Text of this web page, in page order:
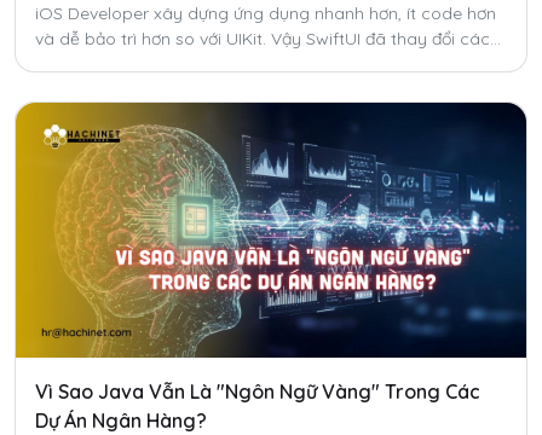
iOS Developer xây dựng ứng dụng nhanh hơn, ít code hơn
và dễ bảo trì hơn so với UIKit. Vậy SwiftUI đã thay đổi cách
Vì Sao Java Vẫn Là "Ngôn Ngữ Vàng" Trong Các
Dự Án Ngân Hàng?